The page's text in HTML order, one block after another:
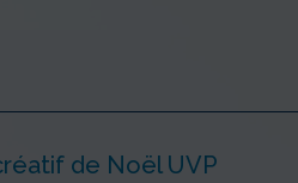
de Noël UVP